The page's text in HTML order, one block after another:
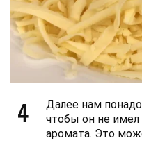
4
Далее нам
чтобы он не
аромата. Это